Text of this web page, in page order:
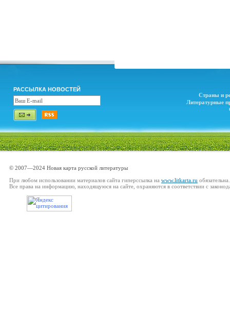
РАССЫЛКА НОВОСТЕЙ
Страны и
Литературные
© 2007—2024 Новая карта русской литературы
При любом использовании материалов сайта гиперссылка на www.litkarta.ru обязательна.
Все права на информацию, находящуюся на сайте, охраняются в соответствии с